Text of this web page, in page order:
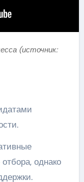
(источник:
однако